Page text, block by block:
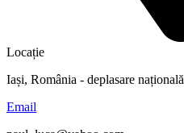
Locație
Iași, România - deplasare națională
Email